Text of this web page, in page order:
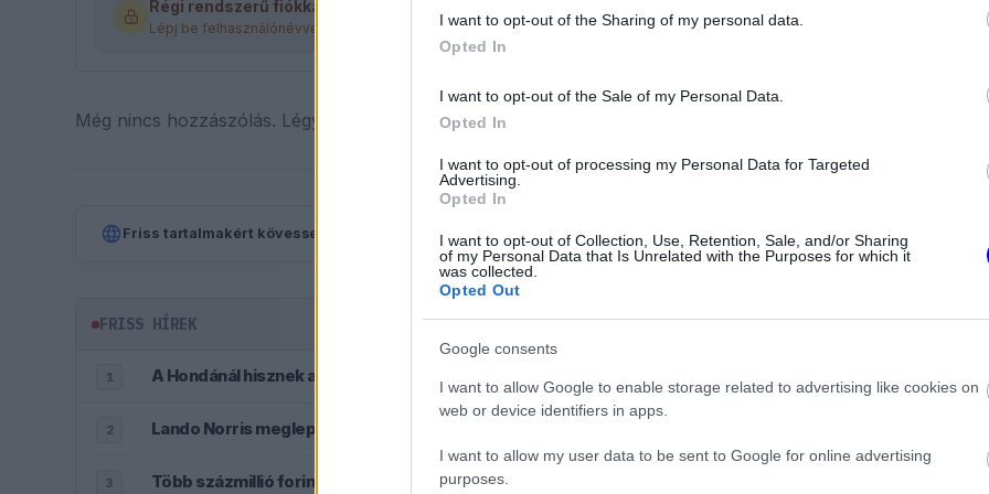
I want to opt-out of the Sharing of my personal data.
Opted In
I want to opt-out of the Sale of my Personal Data.
Opted In
I want to opt-out of processing my Personal Data for Targeted
Advertising.
Opted In
I want to opt-out of Collection, Use, Retention, Sale, and/or Sharing
of my Personal Data that Is Unrelated with the Purposes for which it
was collected.
Opted Out
Google consents
I want to allow Google to enable storage related to advertising like cookies on
web or device identifiers in apps.
I want to allow my user data to be sent to Google for online advertising
purposes.
Régi rendszerű fiókkal rendelkezel?
Lépj be felhasználónévvel és jelszóval, majd állj át az e-mail alapú rendszerre.
Még nincs hozzászólás. Légy te az első!
Friss tartalmakért kövessetek minket a Google Híreken is.
FRISS HÍREK
1 A Hondánál hisznek az áttörésben, teljesen új motorral érkeznek a Holland Nagydíjra az Aston Martinnal
2 Lando Norris meglepő vallomást tett a gyermekkori szenvedélyéről
3 Több százmillió forintért kelhet el Michael Schumacher első Forma–1-es autója